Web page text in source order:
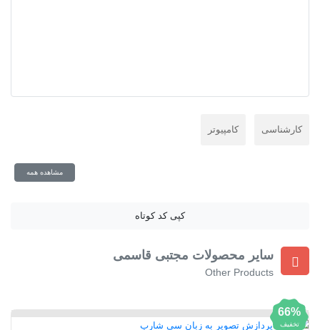
کارشناسی کامپیوتر
مشاهده همه
کپی کد کوتاه
سایر محصولات مجتبی قاسمی
Other Products
66%
تخفیف